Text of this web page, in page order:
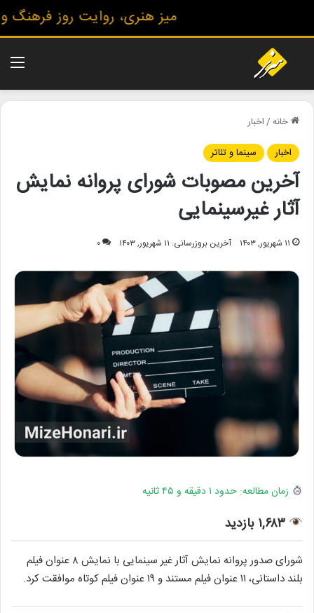
میز هنری، روایت روز فرهنگ
خانه/اخبار
اخبار
سینما و تئاتر
آخرین مصوبات شورای پروانه نمایش
آثار غیرسینمایی
۱۱ شهریور, ۱۴۰۳ آخرین بروزرسانی: ۱۱ شهریور, ۱۴۰۳ ۰
زمان مطالعه: حدود ۱ دقیقه و ۴۵ ثانیه
۱,۶۸۳ بازدید
شورای صدور پروانه نمایش آثار غیر سینمایی با نمایش ۸ عنوان فیلم
بلند داستانی، ۱۱ عنوان فیلم مستند و ۱۹ عنوان فیلم کوتاه موافقت کرد.